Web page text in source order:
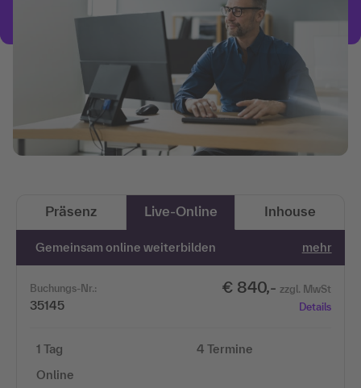
Präsenz Live-Online Inhouse
Gemeinsam online weiterbilden mehr
Buchungs-Nr.:
35145
€ 840,- zzgl. MwSt
Details
1 Tag
Online
4 Termine